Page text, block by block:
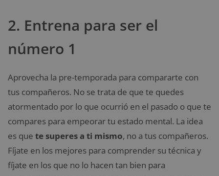
2. Entrena para ser el
número 1
Aprovecha la pre-temporada para compararte con
tus compañeros. No se trata de que te quedes
atormentado por lo que ocurrió en el pasado o que te
compares para empeorar tu estado mental. La idea
es que te superes a ti mismo, no a tus compañeros.
Fíjate en los mejores para comprender su técnica y
fíjate en los que no lo hacen tan bien para